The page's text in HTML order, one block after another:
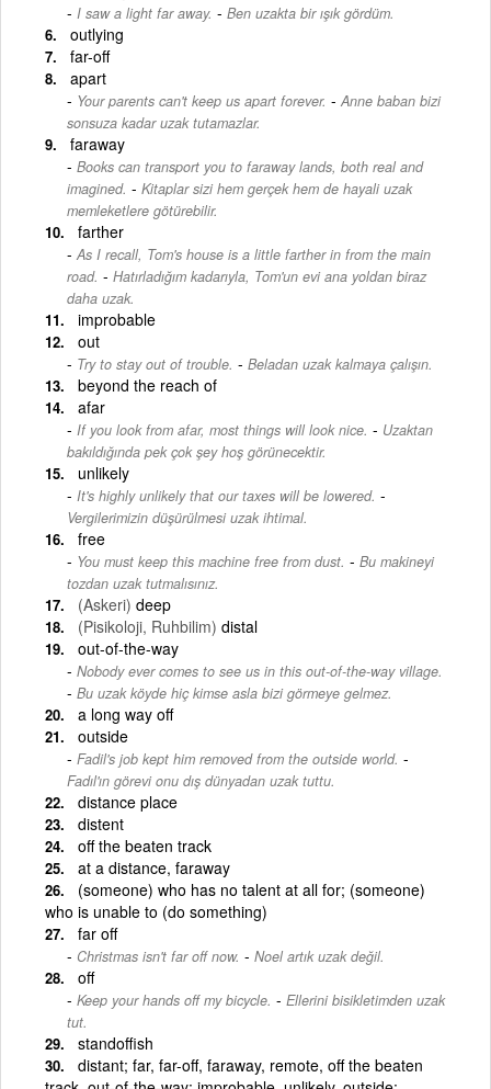
I saw a light far away. - Ben uzakta bir ışık gördüm.
outlying
far-off
apart
Your parents can't keep us apart forever. - Anne baban bizi
sonsuza kadar uzak tutamazlar.
faraway
Books can transport you to faraway lands, both real and
imagined. - Kitaplar sizi hem gerçek hem de hayali uzak
memleketlere götürebilir.
farther
As I recall, Tom's house is a little farther in from the main
road. - Hatırladığım kadarıyla, Tom'un evi ana yoldan biraz
daha uzak.
improbable
out
Try to stay out of trouble. - Beladan uzak kalmaya çalışın.
beyond the reach of
afar
If you look from afar, most things will look nice. - Uzaktan
bakıldığında pek çok şey hoş görünecektir.
unlikely
It's highly unlikely that our taxes will be lowered. -
Vergilerimizin düşürülmesi uzak ihtimal.
free
You must keep this machine free from dust. - Bu makineyi
tozdan uzak tutmalısınız.
(Askeri) deep
(Pisikoloji, Ruhbilim) distal
out-of-the-way
Nobody ever comes to see us in this out-of-the-way village.
- Bu uzak köyde hiç kimse asla bizi görmeye gelmez.
a long way off
outside
Fadil's job kept him removed from the outside world. -
Fadıl'ın görevi onu dış dünyadan uzak tuttu.
distance place
distent
off the beaten track
at a distance, faraway
(someone) who has no talent at all for; (someone)
who is unable to (do something)
far off
Christmas isn't far off now. - Noel artık uzak değil.
off
Keep your hands off my bicycle. - Ellerini bisikletimden uzak
tut.
standoffish
distant; far, far-off, faraway, remote, off the beaten